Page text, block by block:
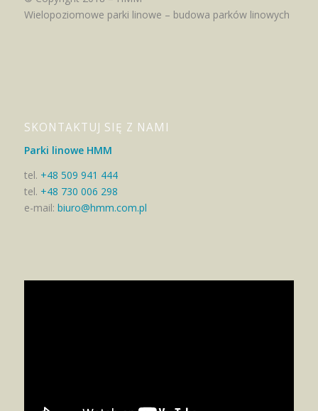
Wielopoziomowe parki linowe – budowa parków linowych
SKONTAKTUJ SIĘ Z NAMI
Parki linowe HMM
tel. +48 509 941 444
tel. +48 730 006 298
e-mail: biuro@hmm.com.pl